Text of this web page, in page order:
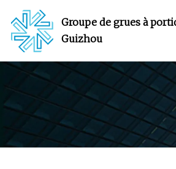
Groupe de grues à
Guizhou